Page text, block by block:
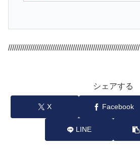
/////////////////////////////////////////////////////////////////
シェアする
X Facebook
LINE